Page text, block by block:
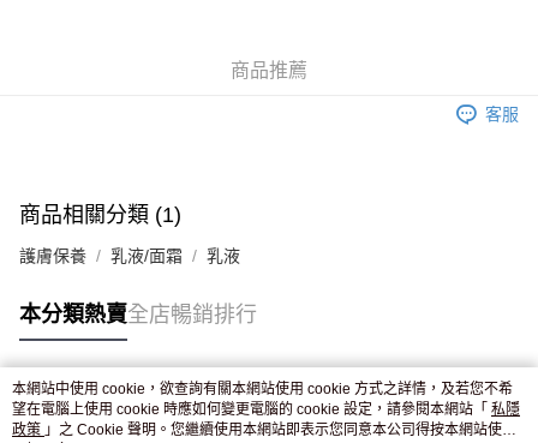
付款後門市自取，訂單確認後2-4個工作天到店，7天內取。逾期後
商品推薦
客服
商品相關分類 (1)
護膚保養 乳液/面霜 乳液
本分類熱賣全店暢銷排行
熱門標籤
本網站中使用 cookie，欲查詢有關本網站使用 cookie 方式之詳情，及若您不希
望在電腦上使用 cookie 時應如何變更電腦的 cookie 設定，請參閱本網站「 私隱
政策 」之 Cookie 聲明。您繼續使用本網站即表示您同意本公司得按本網站使用